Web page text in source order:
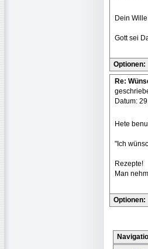
Dein
Gott sei
Optionen:
Re:
Datum:
Hete
"Ich
Rezepte!
Man
Optionen: